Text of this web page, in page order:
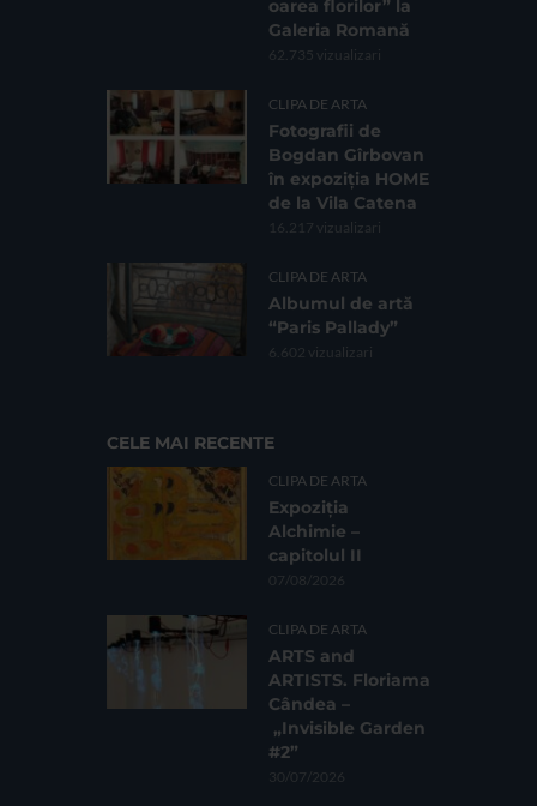
oarea florilor” la
Galeria Romană
62.735 vizualizari
CLIPA DE ARTA
Fotografii de
Bogdan Gîrbovan
în expoziția HOME
de la Vila Catena
16.217 vizualizari
CLIPA DE ARTA
Albumul de artă
“Paris Pallady”
6.602 vizualizari
CELE MAI RECENTE
CLIPA DE ARTA
Expoziția
Alchimie –
capitolul II
07/08/2026
CLIPA DE ARTA
ARTS and
ARTISTS. Floriama
Cândea –
„Invisible Garden
#2”
30/07/2026